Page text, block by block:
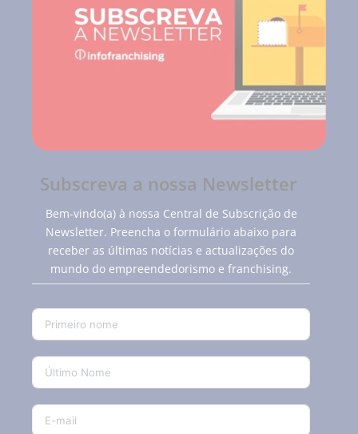
Subscreva a nossa Newsletter
Bem-vindo(a) à nossa Central de Subscrição de
Newsletter. Preencha o formulário abaixo para
receber as últimas notícias e actualizações do
mundo do empreendedorismo e franchising.